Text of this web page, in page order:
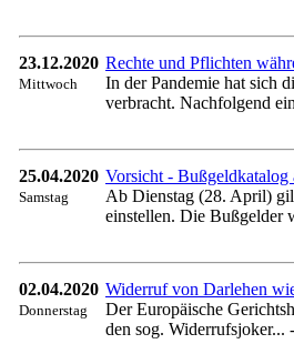
23.12.2020
Mittwoch
Rechte und Pflichten
In der Pandemie hat sich
verbracht. Nachfolgend
25.04.2020
Samstag
Vorsicht -
Ab Dienstag (28. April)
einstellen. Die Bußgelder
02.04.2020
Donnerstag
Widerruf von Darlehen
Der Europäische
den sog. Widerrufsjoker... -